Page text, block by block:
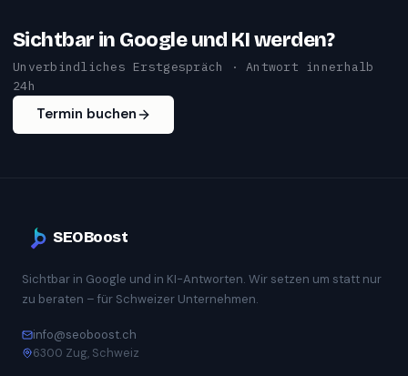
Sichtbar in Google und KI werden?
Unverbindliches Erstgespräch · Antwort innerhalb
24h
Termin buchen
SEOBoost
Sichtbar in Google und in KI-Antworten. Wir setzen um statt nur
zu beraten – für Schweizer Unternehmen.
info@seoboost.ch
6300 Zug, Schweiz